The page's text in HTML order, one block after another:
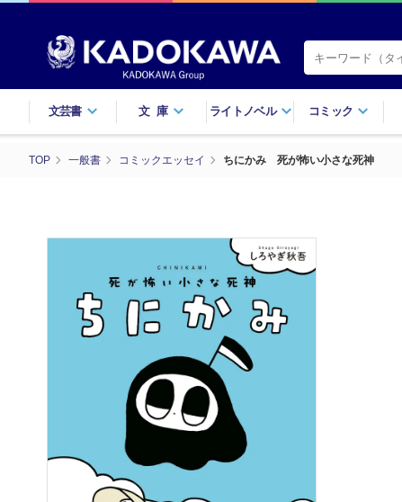
文芸書 文庫 ライトノベル コミック
TOP 一般書 コミックエッセイ ちにかみ 死が怖い小さな死神